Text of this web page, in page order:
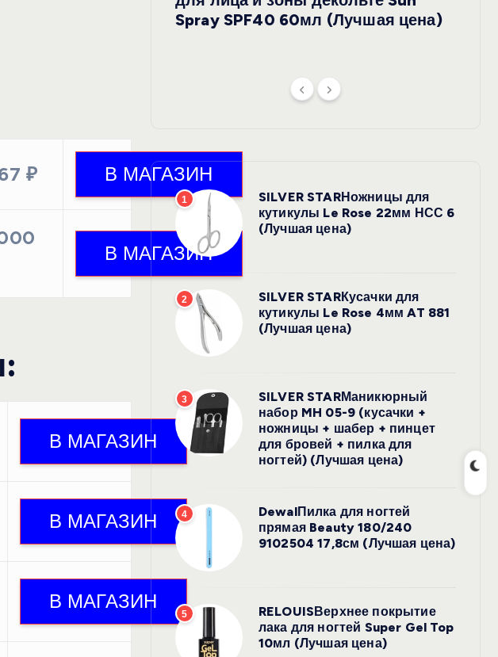
₽
Spray SPF40 60мл (Лучшая цена)
1
SILVER STARНожницы для
кутикулы Le Rose 22мм НСС 6
(Лучшая цена)
2
SILVER STARКусачки для
кутикулы Le Rose 4мм AT 881
(Лучшая цена)
3
SILVER STARМаникюрный
набор MH 05-9 (кусачки +
ножницы + шабер + пинцет
для бровей + пилка для
ногтей) (Лучшая цена)
4
DewalПилка для ногтей
прямая Beauty 180/240
9102504 17,8см (Лучшая цена)
5
RELOUISВерхнее покрытие
лака для ногтей Super Gel Top
10мл (Лучшая цена)